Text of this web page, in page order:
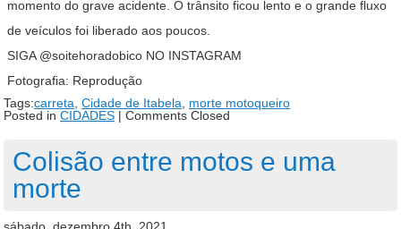
momento do grave acidente. O trânsito ficou lento e o grande fluxo
de veículos foi liberado aos poucos.
SIGA @soitehoradobico NO INSTAGRAM
Fotografia: Reprodução
Tags:carreta Cidade de Itabela
morte motoqueiro
Posted in CIDADES | Comments Closed
Colisão entre motos e uma
morte
sábado, dezembro 4th, 2021